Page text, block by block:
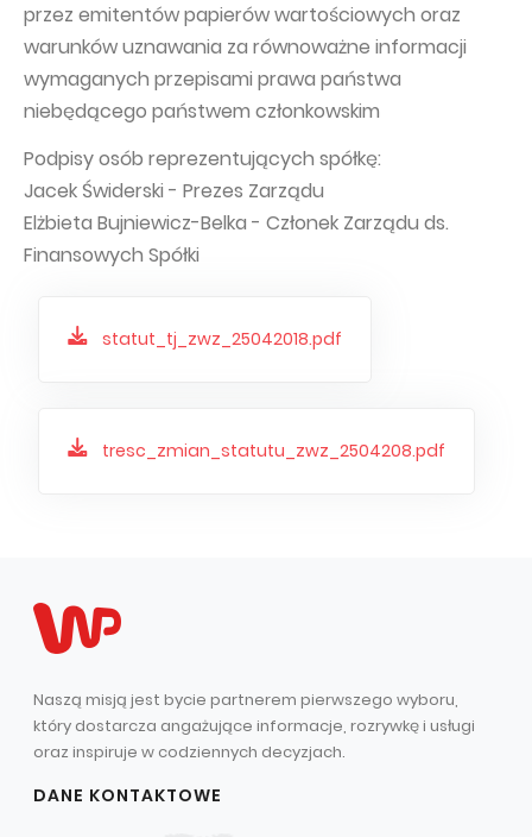
przez emitentów papierów wartościowych oraz
warunków uznawania za równoważne informacji
wymaganych przepisami prawa państwa
niebędącego państwem członkowskim
Podpisy osób reprezentujących spółkę:
Jacek Świderski - Prezes Zarządu
Elżbieta Bujniewicz-Belka - Członek Zarządu ds.
Finansowych Spółki
statut_tj_zwz_25042018.pdf
tresc_zmian_statutu_zwz_2504208.pdf
Naszą misją jest bycie partnerem pierwszego wyboru,
który dostarcza angażujące informacje, rozrywkę i usługi
oraz inspiruje w codziennych decyzjach.
DANE KONTAKTOWE